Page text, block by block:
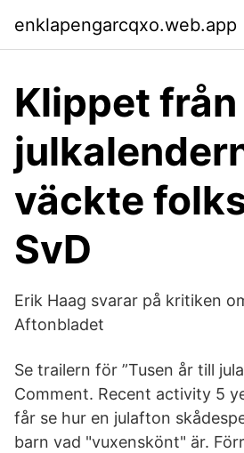
enklapengarcqxo.web.app
Klippet från
väckte
SvD
Erik Haag svarar på kritiken
Aftonbladet
Se trailern för ”Tusen år till
Comment. Recent activity 5
får se hur en julafton
barn vad "vuxenskönt" är.